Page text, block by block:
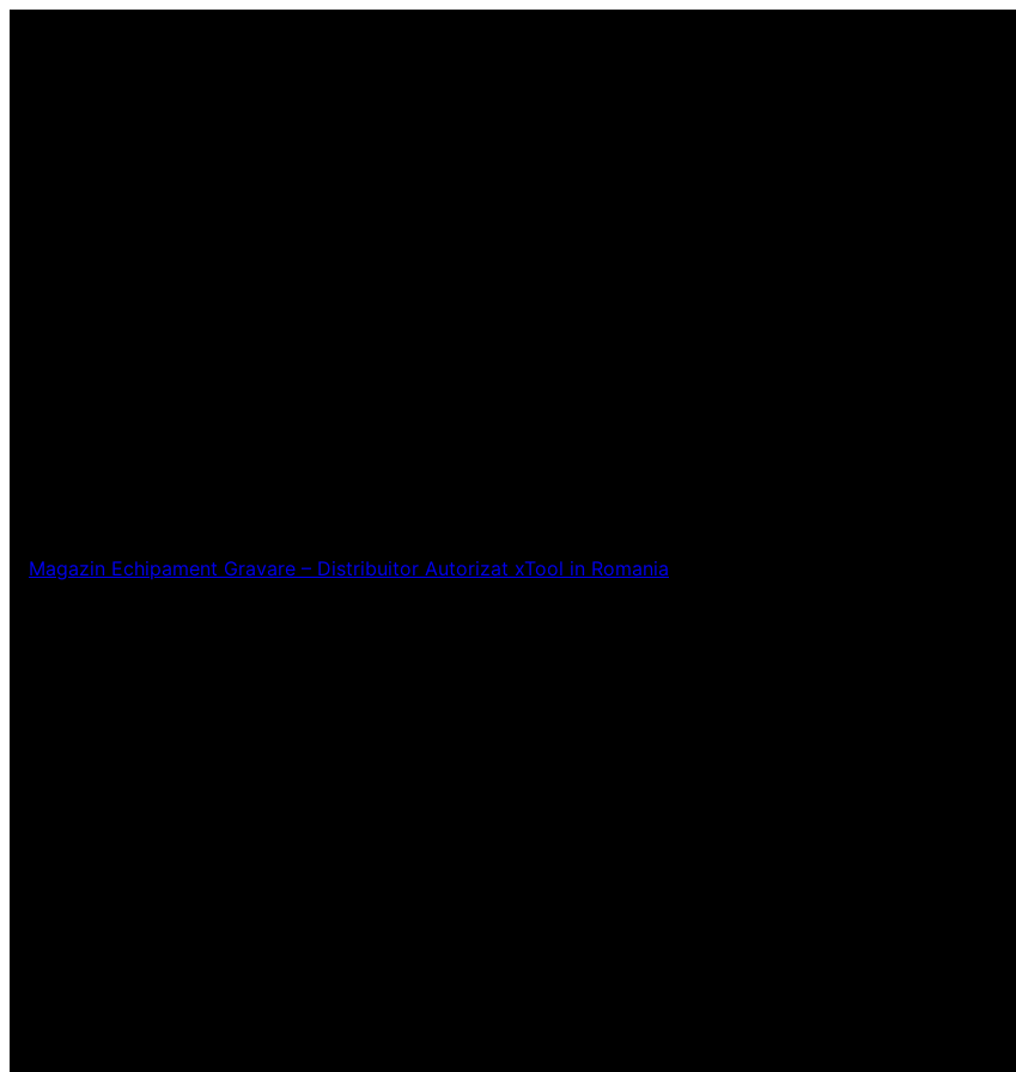
Magazin Echipament Gravare – Distribuitor Autorizat xTool in Romania